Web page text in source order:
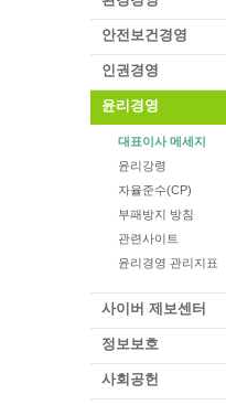
오시는길
가족회사
안전보건경영
인권경영
윤리경영
대표이사 메세지
윤리강령
자율준수(CP)
부패방지 방침
관련사이트
윤리경영 관리지표
사이버 제보센터
정보보호
사회공헌